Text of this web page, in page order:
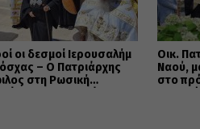
οι δεσμοί Ιερουσαλήμ
– Ο Πατριάρχης
στη Ρωσική
Οικ.
Ναού,
στο